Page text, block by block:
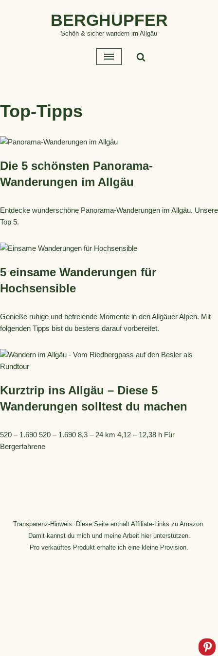
BERGHUPFER
Schön & sicher wandern im Allgäu
Top-Tipps
Die 5 schönsten Panorama-
Wanderungen im Allgäu
Entdecke wunderschöne Panorama-Wanderungen im Allgäu. Unsere
Top 5.
5 einsame Wanderungen für
Hochsensible
Genieße ruhige und befreiende Momente in den Allgäuer Alpen. Mit
folgenden Tipps bist du bestens darauf vorbereitet.
Kurztrip ins Allgäu – Diese 5
Wanderungen solltest du machen
520 – 1.690 520 – 1.690 8,3 – 24 km 4,12 – 12,38 h Für
Bergerfahrene
Transparenz-Hinweis: Diese Seite enthält Affiliate-Links zu Amazon.
Damit kannst du mich und meine Arbeit hier unterstützen.
Pro verkauftes Produkt erhalte ich eine kleine Provision.